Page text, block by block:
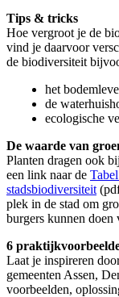
Tips & tricks
Hoe vergroot je de
vind je daarvoor
de biodiversiteit
het
de
ecologische
De waarde van
Planten dragen ook
een link naar de
stadsbiodiversiteit (
plek in de stad om
burgers kunnen doen
6
Laat je inspireren
gemeenten Assen,
voorbeelden,